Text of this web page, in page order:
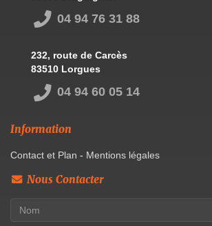
04 94 76 31 88
232, route de Carcès
83510 Lorgues
04 94 60 05 14
Information
Contact et Plan - Mentions légales
Nous Contacter